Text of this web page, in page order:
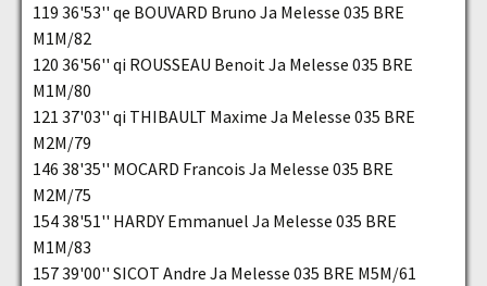
119 36'53'' qe BOUVARD Bruno Ja Melesse 035 BRE
M1M/82
120 36'56'' qi ROUSSEAU Benoit Ja Melesse 035 BRE
M1M/80
121 37'03'' qi THIBAULT Maxime Ja Melesse 035 BRE
M2M/79
146 38'35'' MOCARD Francois Ja Melesse 035 BRE
M2M/75
154 38'51'' HARDY Emmanuel Ja Melesse 035 BRE
M1M/83
157 39'00'' SICOT Andre Ja Melesse 035 BRE M5M/61